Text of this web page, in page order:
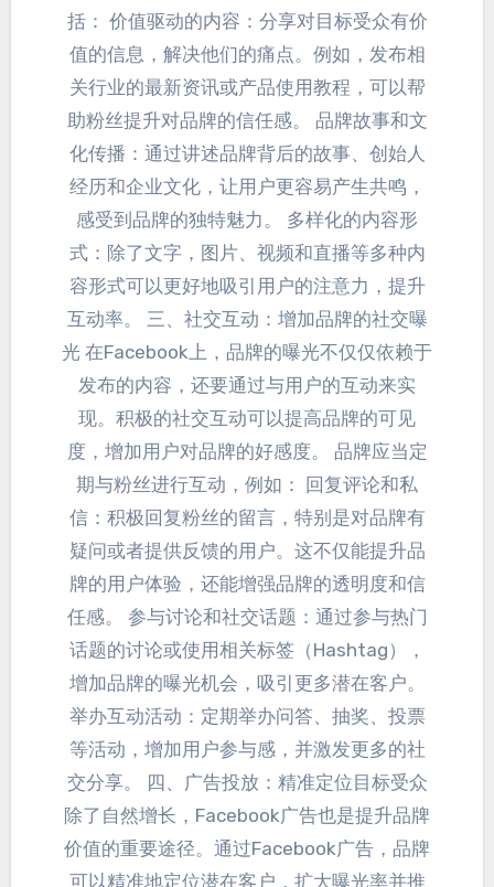
括： 价值驱动的内容 ： 分享对目标受众有价
值的信息 ， 解决他们的痛点。例如， 发布相
关行业的最新资讯或产品使用教程 ， 可以帮
助粉丝提升对品牌的信任感。 品牌故事和文
化传播 ： 通过讲述品牌背后的故事
创始人
经历和企业文化， 让用户更容易产生共鸣 ，
感受到品牌的独特魅力 。 多样化的内容形
式： 除了文字，图片、 视频和直播等多种内
容形式可以更好地吸引用户的注意力 ， 提升
互动率。 三、社交互动： 增加品牌的社交曝
光 在Facebook上 ， 品牌的曝光不仅仅依赖于
发布的内容 ， 还要通过与用户的互动来实
现。 积极的社交互动可以提高品牌的可见
度 ， 增加用户对品牌的好感度。 品牌应当定
期与粉丝进行互动 ，例如： 回复评论和私
信： 积极回复粉丝的留言， 特别是对品牌有
疑问或者提供反馈的用户。 这不仅能提升品
牌的用户体验 ， 还能增强品牌的透明度和信
任感。 参与讨论和社交话题 ： 通过参与热门
话题的讨论或使用相关标签（Hashtag）
，
增加品牌的曝光机会 ， 吸引更多潜在客户。
举办互动活动 ： 定期举办问答、 抽奖
投票
等活动 ，增加用户参与感， 并激发更多的社
交分享。 四、 广告投放 ： 精准定位目标受众
除了自然增长 ， Facebook广告也是提升品牌
价值的重要途径。通过Facebook广告， 品牌
可以精准地定位潜在客户 ， 扩大曝光率并推